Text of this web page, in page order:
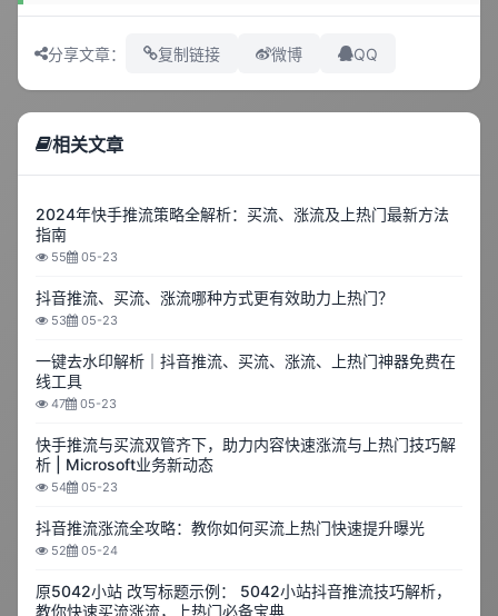
分享文章： 复制链接 微博 QQ
相关文章
2024年快手推流策略全解析：买流、涨流及上热门最新方法
指南
55 05-23
抖音推流、买流、涨流哪种方式更有效助力上热门？
53 05-23
一键去水印解析｜抖音推流、买流、涨流、上热门神器免费在
线工具
47 05-23
快手推流与买流双管齐下，助力内容快速涨流与上热门技巧解
析 | Microsoft业务新动态
54 05-23
抖音推流涨流全攻略：教你如何买流上热门快速提升曝光
52 05-24
原5042小站 改写标题示例： 5042小站抖音推流技巧解析，
教你快速买流涨流，上热门必备宝典